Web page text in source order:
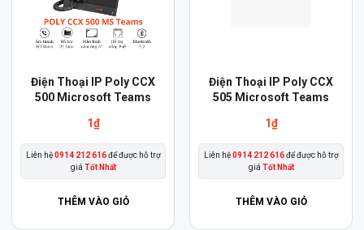
Điện Thoại IP Poly CCX
500 Microsoft Teams
1₫
Liên hệ0914 212 616để được hỗ trợ
giá Tốt Nhất
THÊM VÀO GIỎ
Điện Thoại IP Poly CCX
505 Microsoft Teams
1₫
Liên hệ0914 212 616để được hỗ trợ
giá Tốt Nhất
THÊM VÀO GIỎ